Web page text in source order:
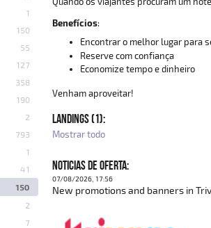
1
150
55
127
358
190
2
793
1
41
150
2
7
Benefícios:
Encontrar o melhor lugar para
Reserve com confiança
Economize tempo e dinheiro
Venham aproveitar!
LANDINGS (1):
Mostrar todo
NOTICIAS DE OFERTA:
07/08/2026, 17:56
New promotions and banners in